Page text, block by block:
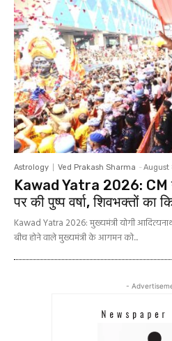
Astrology Ved Prakash Sharma - August
Kawad Yatra 2026: CM
पर की पुष्प वर्षा, शिवभक्तों का
Kawad Yatra 2026: मुख्यमंत्री योगी
बीच होने वाले मुख्यमंत्री के आगमन को...
-